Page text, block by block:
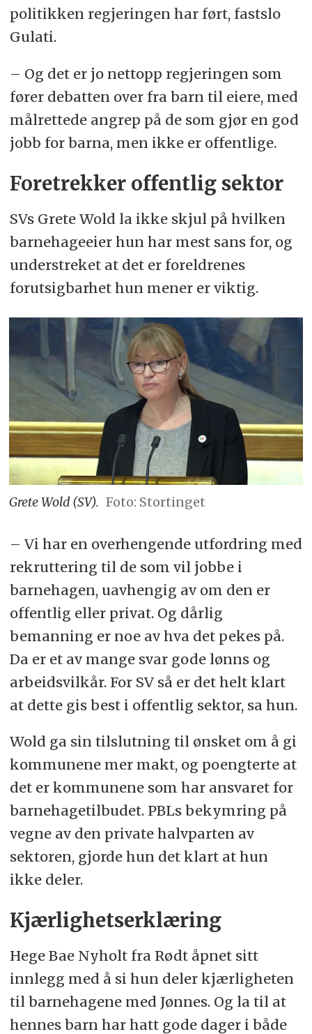
politikken regjeringen har ført, fastslo
Gulati.
– Og det er jo nettopp regjeringen som
fører debatten over fra barn til eiere, med
målrettede angrep på de som gjør en god
jobb for barna, men ikke er offentlige.
Foretrekker offentlig sektor
SVs Grete Wold la ikke skjul på hvilken
barnehageeier hun har mest sans for, og
understreket at det er foreldrenes
forutsigbarhet hun mener er viktig.
Grete Wold (SV). Foto: Stortinget
– Vi har en overhengende utfordring med
rekruttering til de som vil jobbe i
barnehagen, uavhengig av om den er
offentlig eller privat. Og dårlig
bemanning er noe av hva det pekes på.
Da er et av mange svar gode lønns og
arbeidsvilkår. For SV så er det helt klart
at dette gis best i offentlig sektor, sa hun.
Wold ga sin tilslutning til ønsket om å gi
kommunene mer makt, og poengterte at
det er kommunene som har ansvaret for
barnehagetilbudet. PBLs bekymring på
vegne av den private halvparten av
sektoren, gjorde hun det klart at hun
ikke deler.
Kjærlighetserklæring
Hege Bae Nyholt fra Rødt åpnet sitt
innlegg med å si hun deler kjærligheten
til barnehagene med Jønnes. Og la til at
hennes barn har hatt gode dager i både